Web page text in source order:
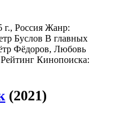
г., Россия Жанр:
Буслов В главных
Фёдоров, Любовь
Кинопоиска:
(2021)